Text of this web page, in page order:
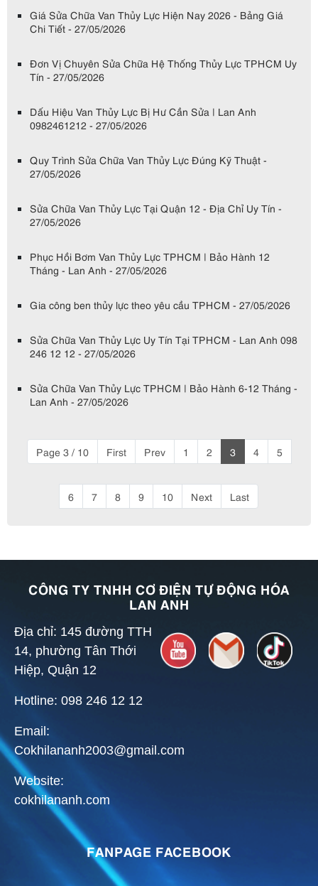
Giá Sửa Chữa Van Thủy Lực Hiện Nay 2026 - Bảng Giá
Chi Tiết - 27/05/2026
Đơn Vị Chuyên Sửa Chữa Hệ Thống Thủy Lực TPHCM Uy
Tín - 27/05/2026
Dấu Hiệu Van Thủy Lực Bị Hư Cần Sửa | Lan Anh
0982461212 - 27/05/2026
Quy Trình Sửa Chữa Van Thủy Lực Đúng Kỹ Thuật -
27/05/2026
Sửa Chữa Van Thủy Lực Tại Quận 12 - Địa Chỉ Uy Tín -
27/05/2026
Phục Hồi Bơm Van Thủy Lực TPHCM | Bảo Hành 12
Tháng - Lan Anh - 27/05/2026
Gia công ben thủy lực theo yêu cầu TPHCM - 27/05/2026
Sửa Chữa Van Thủy Lực Uy Tín Tại TPHCM - Lan Anh 098
246 12 12 - 27/05/2026
Sửa Chữa Van Thủy Lực TPHCM | Bảo Hành 6-12 Tháng -
Lan Anh - 27/05/2026
Page 3 / 10 First Prev 1 2 3 4 5
6 7 8 9 10 Next Last
CÔNG TY TNHH CƠ ĐIỆN TỰ ĐỘNG HÓA
LAN ANH
Địa chỉ: 145 đường TTH
14, phường Tân Thới
Hiệp, Quận 12
Hotline: 098 246 12 12
Email:
Cokhilananh2003@gmail.com
Website:
cokhilananh.com
FANPAGE FACEBOOK